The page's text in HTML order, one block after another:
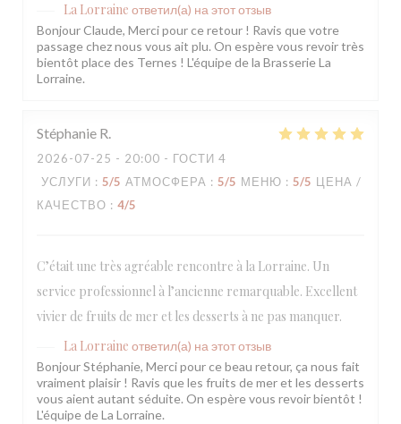
La Lorraine ответил(а) на этот отзыв
Bonjour Claude, Merci pour ce retour ! Ravis que votre
passage chez nous vous ait plu. On espère vous revoir très
bientôt place des Ternes ! L'équipe de la Brasserie La
Lorraine.
Stéphanie R
2026-07-25 - 20:00 - ГОСТИ 4
УСЛУГИ : 5/5 АТМОСФЕРА : 5/5 МЕНЮ : 5/5 ЦЕНА /
КАЧЕСТВО : 4/5
C’était une très agréable rencontre à la Lorraine. Un
service professionnel à l’ancienne remarquable. Excellent
vivier de fruits de mer et les desserts à ne pas manquer.
La Lorraine ответил(а) на этот отзыв
Bonjour Stéphanie, Merci pour ce beau retour, ça nous fait
vraiment plaisir ! Ravis que les fruits de mer et les desserts
vous aient autant séduite. On espère vous revoir bientôt !
L'équipe de La Lorraine.